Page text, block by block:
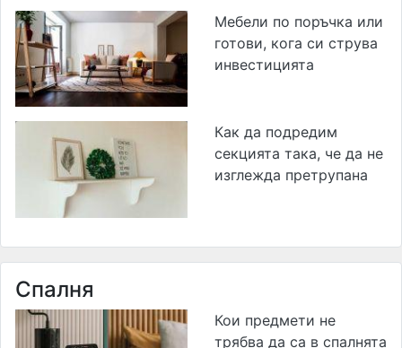
Мебели по поръчка или
готови, кога си струва
инвестицията
Как да подредим
секцията така, че да не
изглежда претрупана
Спалня
Кои предмети не
трябва да са в спалнята